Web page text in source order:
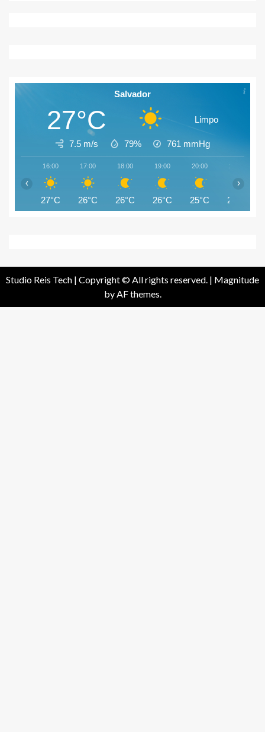
Salvador
27°C Limpo
7.5 m/s 79% 761 mmHg
16:00
27°C
17:00
26°C
18:00
26°C
19:00
26°C
20:00
25°C
21:00
25°C
‹ ›
Studio Reis Tech | Copyright © All rights reserved. | Magnitude
by AF themes.